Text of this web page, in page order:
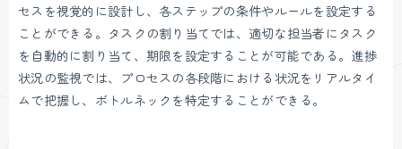
セスを視覚的に設計し、各ステップの条件やルールを設定する
ことができる。タスクの割り当てでは、適切な担当者にタスク
を自動的に割り当て、期限を設定することが可能である。進捗
状況の監視では、プロセスの各段階における状況をリアルタイ
ムで把握し、ボトルネックを特定することができる。